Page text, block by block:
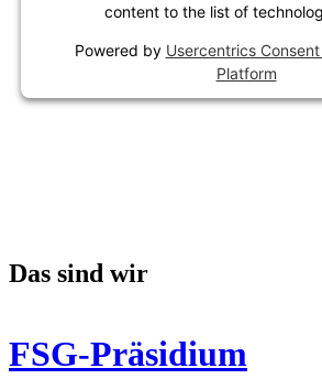
content to the list of
Powered by Usercentrics
Platform
Das sind wir
FSG-Präsidium